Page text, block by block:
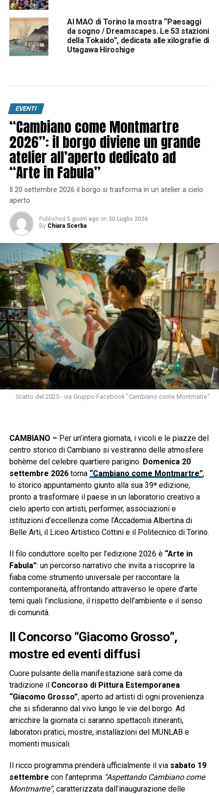
Al MAO di Torino la mostra “Paesaggi
da sogno / Dreamscapes. Le 53 stazioni
della Tokaido”, dedicata alle xilografie di
Utagawa Hiroshige
EVENTI
“Cambiano come Montmartre
2026”: il borgo diviene un grande
atelier all’aperto dedicato ad
“Arte in Fabula”
Il 20 settembre 2026 il borgo si trasforma in un atelier a cielo
aperto
Published 5 giorni ago on 30 Luglio 2026
By Chiara Scerba
Scatto del 2025 - via Gruppo Facebook "Cambiano come Montmatre"
CAMBIANO – Per un’intera giornata, i vicoli e le piazze del
centro storico di Cambiano si vestiranno delle atmosfere
bohème del celebre quartiere parigino. Domenica 20
settembre 2026torna “Cambiano come Montmartre”,
lo storico appuntamento giunto alla sua 39ª edizione,
pronto a trasformare il paese in un laboratorio creativo a
cielo aperto con artisti, performer, associazioni e
istituzioni d’eccellenza come l’Accademia Albertina di
Belle Arti, il Liceo Artistico Cottini e il Politecnico di Torino.
Il filo conduttore scelto per l’edizione 2026 è “Arte in
Fabula”: un percorso narrativo che invita a riscoprire la
fiaba come strumento universale per raccontare la
contemporaneità, affrontando attraverso le opere d’arte
temi quali l’inclusione, il rispetto dell’ambiente e il senso
di comunità.
Il Concorso “Giacomo Grosso”,
mostre ed eventi diffusi
Cuore pulsante della manifestazione sarà come da
tradizione il Concorso di Pittura Estemporanea
“Giacomo Grosso”, aperto ad artisti di ogni provenienza
che si sfideranno dal vivo lungo le vie del borgo. Ad
arricchire la giornata ci saranno spettacoli itineranti,
laboratori pratici, mostre, installazioni del MUNLAB e
momenti musicali.
Il ricco programma prenderà ufficialmente il via sabato 19
settembre con l’anteprima “Aspettando Cambiano come
Montmartre”, caratterizzata dall’inaugurazione delle